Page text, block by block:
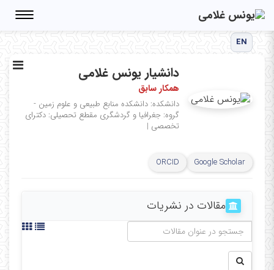
EN
دانشیار یونس غلامی
همکار سابق
دانشکده: دانشکده منابع طبیعی و علوم زمین -
گروه: جغرافیا و گردشگری مقطع تحصیلی: دکترای
تخصصی |
Google Scholar
ORCID
مقالات در نشریات